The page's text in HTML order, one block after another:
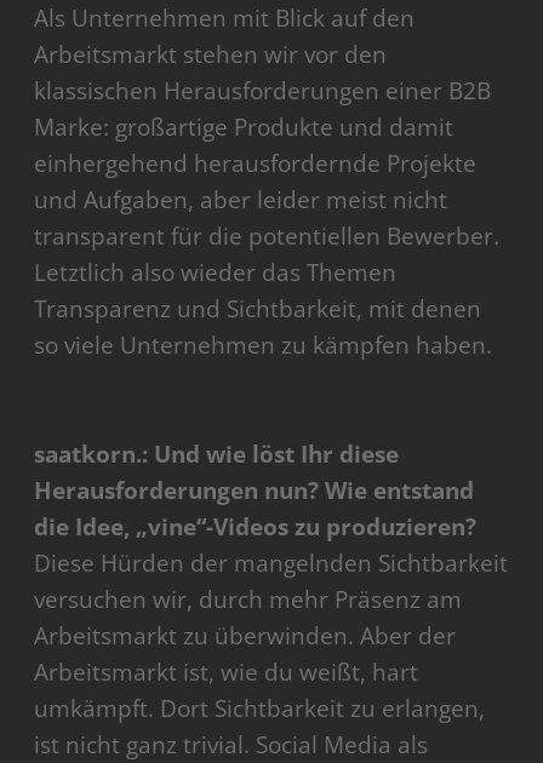
Als Unternehmen mit Blick auf den
Arbeitsmarkt stehen wir vor den
klassischen Herausforderungen einer B2B
Marke: großartige Produkte und damit
einhergehend herausfordernde Projekte
und Aufgaben, aber leider meist nicht
transparent für die potentiellen Bewerber.
Letztlich also wieder das Themen
Transparenz und Sichtbarkeit, mit denen
so viele Unternehmen zu kämpfen haben.
saatkorn.: Und wie löst Ihr diese
Herausforderungen nun? Wie entstand
die Idee, „vine“-Videos zu produzieren?
Diese Hürden der mangelnden Sichtbarkeit
versuchen wir, durch mehr Präsenz am
Arbeitsmarkt zu überwinden. Aber der
Arbeitsmarkt ist, wie du weißt, hart
umkämpft. Dort Sichtbarkeit zu erlangen,
ist nicht ganz trivial. Social Media als